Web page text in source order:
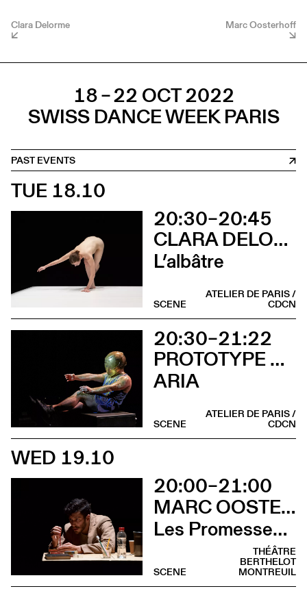
Clara Delorme Marc Oosterhoff
18 – 22 OCT 2022
SWISS DANCE WEEK PARIS
PAST EVENTS
TUE 18.10
20:30–20:45
CLARA DELORME
L’albâtre
ATELIER DE PARIS /
CDCN
SCENE
20:30–21:22
PROTOTYPE STATUS – CIE JASMINE MORAND
ARIA
ATELIER DE PARIS /
CDCN
SCENE
WED 19.10
20:00–21:00
MARC OOSTERHOFF
Les Promesses de l’incertitude
THÉÂTRE
BERTHELOT
MONTREUIL
SCENE